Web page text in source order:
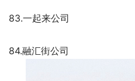
83.一起来公司
84.融汇街公司